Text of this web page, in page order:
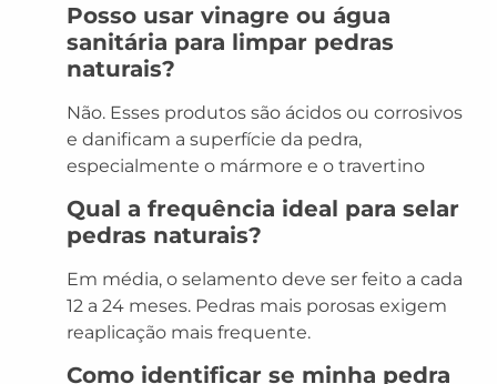
Posso usar vinagre ou água
sanitária para limpar pedras
naturais?
Não. Esses produtos são ácidos ou corrosivos
e danificam a superfície da pedra,
especialmente o mármore e o travertino
Qual a frequência ideal para selar
pedras naturais?
Em média, o selamento deve ser feito a cada
12 a 24 meses. Pedras mais porosas exigem
reaplicação mais frequente.
Como identificar se minha pedra